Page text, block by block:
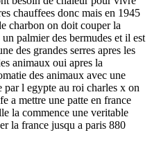
chauffees donc mais en 1945
charbon on doit couper la
palmier des bermudes et il est
des grandes serres apres les
animaux oui apres la
des animaux avec une
par l egypte au roi charles x on
a mettre une patte en france
la commence une veritable
la france jusqu a paris 880